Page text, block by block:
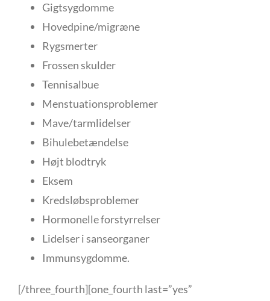
Gigtsygdomme
Hovedpine/migræne
Rygsmerter
Frossen skulder
Tennisalbue
Menstuationsproblemer
Mave/tarmlidelser
Bihulebetændelse
Højt blodtryk
Eksem
Kredsløbsproblemer
Hormonelle forstyrrelser
Lidelser i sanseorganer
Immunsygdomme.
[/three_fourth][one_fourth last=”yes”